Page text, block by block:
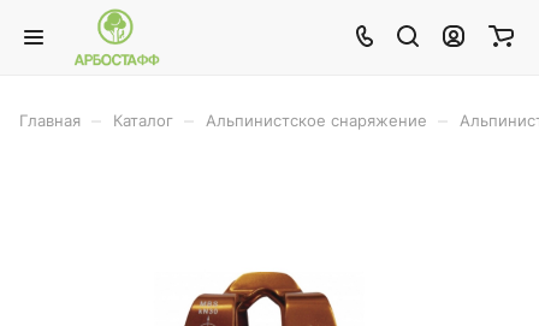
Главная Каталог Альпинистское снаряжение